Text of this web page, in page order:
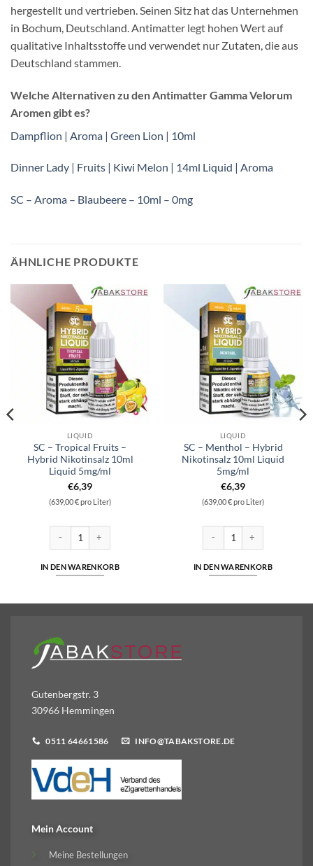
hergestellt und vertrieben. Seinen Sitz hat das Unternehmen
in Bochum, Deutschland. Antimatter legt hohen Wert auf
qualitative Inhaltsstoffe und verwendet nur Zutaten, die aus
Deutschland stammen.
Welche Alternativen zu den Antimatter Gamma Velorum
Aromen gibt es?
Dampflion | Aroma | Green Lion | 10ml
Dinner Lady | Fruits | Kiwi Melon | 14ml Liquid | Aroma
SC – Aroma – Blaubeere – 10ml – 0mg
ÄHNLICHE PRODUKTE
LIQUID
SC – Tropical Fruits –
Hybrid Nikotinsalz 10ml
Liquid 5mg/ml
€6,39
(639,00 € pro Liter)
IN DEN WARENKORB
LIQUID
SC – Menthol – Hybrid
Nikotinsalz 10ml Liquid
5mg/ml
€6,39
(639,00 € pro Liter)
IN DEN WARENKORB
Gutenbergstr. 3
30966 Hemmingen
0511 64661586 INFO@TABAKSTORE.DE
Mein Account
Meine Bestellungen